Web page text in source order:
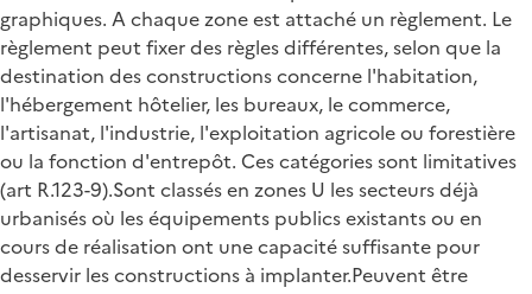
graphiques. A chaque zone est attaché un règlement. Le
règlement peut fixer des règles différentes, selon que la
destination des constructions concerne l'habitation,
l'hébergement hôtelier, les bureaux, le commerce,
l'artisanat, l'industrie, l'exploitation agricole ou forestière
ou la fonction d'entrepôt. Ces catégories sont limitatives
(art R.123-9).Sont classés en zones U les secteurs déjà
urbanisés où les équipements publics existants ou en
cours de réalisation ont une capacité suffisante pour
desservir les constructions à implanter.Peuvent être